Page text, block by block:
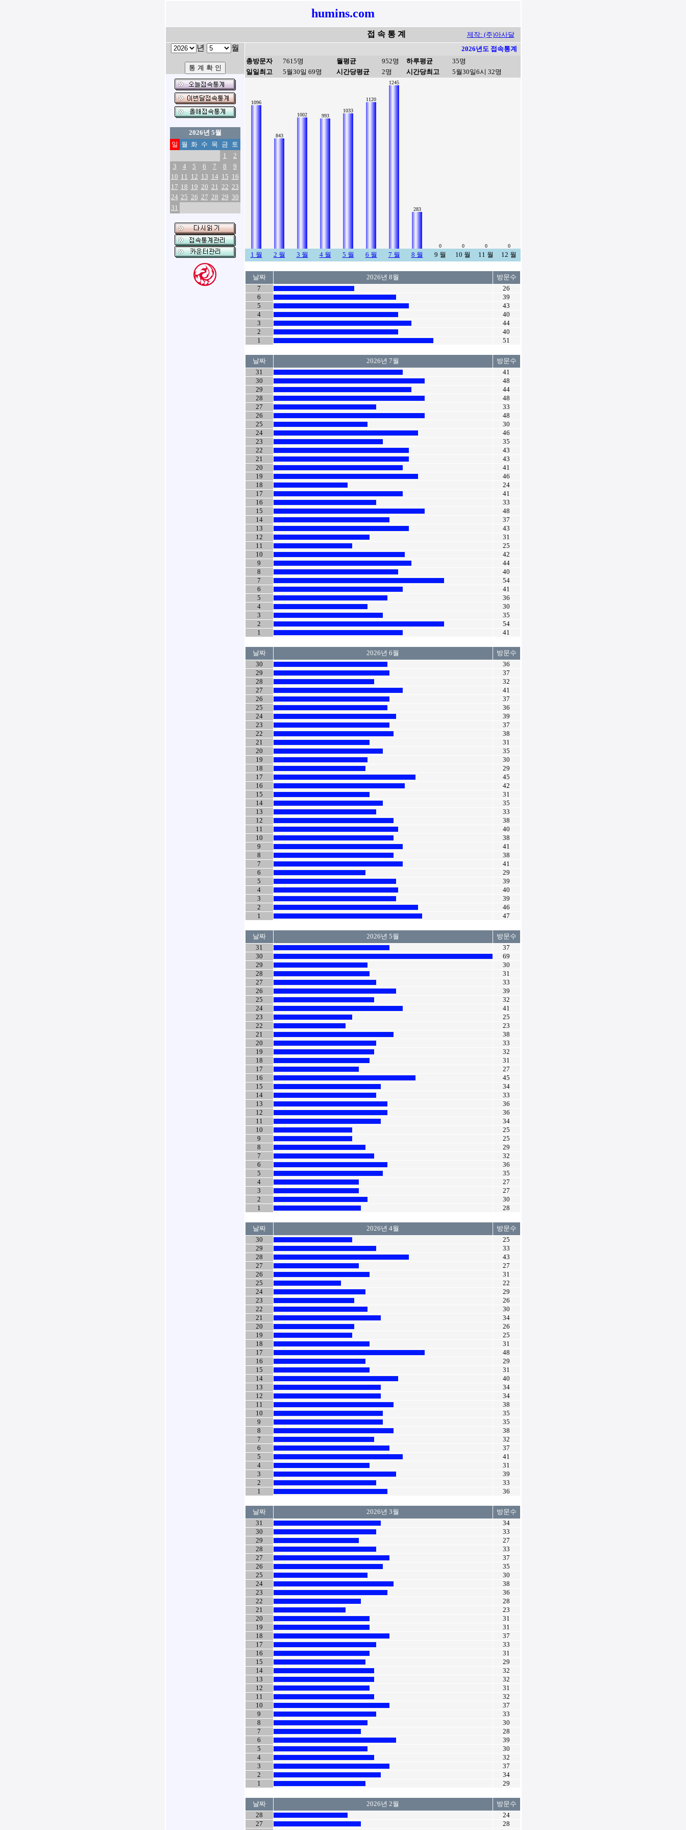
humins.com
접 속 통 계 제작: (주)아사달
년 월
2026년 5월
일 월 화 수 목 금 토
1
2
3
4 5 6 7 8
9
10 11 12 13 14 15 16
17 18 19 20 21 22 23
24 25 26 27 28 29 30
31
2026년도 접속통계
총방문자
7615명 월평균 952명 하루평균
35명
일일최고
5월30일 69명 시간당평균 2명 시간당최고 5월30일6시 32명
1096
843
1002 993
1033
1120
1245
283
0 0 0 0
1 월 2 월 3 월 4 월 5 월 6 월 7 월 8 월 9 월 10 월 11 월 12 월
날짜 2026년 8월
방문수
7
26
6
39
5
43
4
40
3
44
2
40
1
51
날짜 2026년 7월
방문수
31
41
30
48
29
44
28
48
27
33
26
48
25
30
24
46
23
35
22
43
21
43
20
41
19
46
18
24
17
41
16
33
15
48
14
37
13
43
12
31
11
25
10
42
9
44
8
40
7
54
6
41
5
36
4
30
3
35
2
54
1
41
날짜 2026년 6월
방문수
30
36
29
37
28
32
27
41
26
37
25
36
24
39
23
37
22
38
21
31
20
35
19
30
18
29
17
45
16
42
15
31
14
35
13
33
12
38
11
40
10
38
9
41
8
38
7
41
6
29
5
39
4
40
3
39
2
46
1
47
날짜 2026년 5월
방문수
31
37
30
69
29
30
28
31
27
33
26
39
25
32
24
41
23
25
22
23
21
38
20
33
19
32
18
31
17
27
16
45
15
34
14
33
13
36
12
36
11
34
10
25
9
25
8
29
7
32
6
36
5
35
4
27
3
27
2
30
1
28
날짜 2026년 4월
방문수
30
25
29
33
28
43
27
27
26
31
25
22
24
29
23
26
22
30
21
34
20
26
19
25
18
31
17
48
16
29
15
31
14
40
13
34
12
34
11
38
10
35
9
35
8
38
7
32
6
37
5
41
4
31
3
39
2
33
1
36
날짜 2026년 3월
방문수
31
34
30
33
29
27
28
33
27
37
26
35
25
30
24
38
23
36
22
28
21
23
20
31
19
31
18
37
17
33
16
31
15
29
14
32
13
32
12
31
11
32
10
37
9
33
8
30
7
28
6
39
5
30
4
32
3
37
2
34
1
29
날짜 2026년 2월
방문수
28
24
27
28